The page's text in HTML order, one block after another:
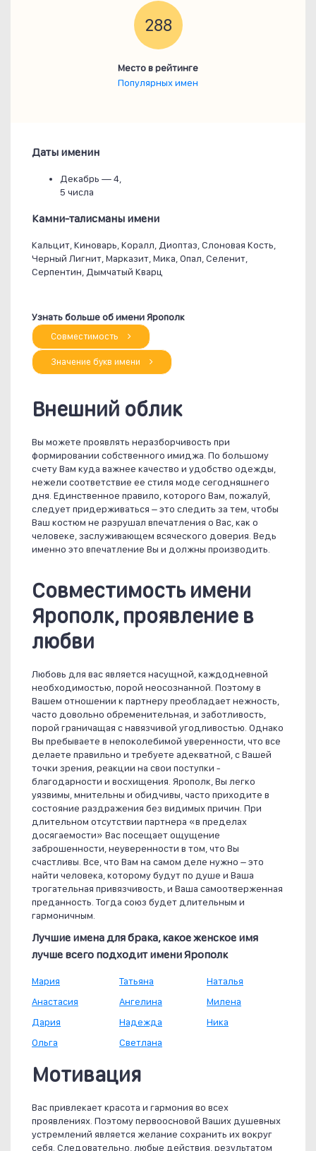
288
Место в рейтинге
Популярных имен
Даты именин
Декабрь —4,
5 числа
Камни-талисманы имени
Кальцит, Киноварь, Коралл, Диоптаз, Слоновая Кость,
Черный Лигнит, Марказит, Мика, Опал, Селенит,
Серпентин, Дымчатый Кварц
Узнать больше об имени Ярополк
Совместимость
Значение букв имени
Внешний облик
Вы можете проявлять неразборчивость при
формировании собственного имиджа. По большому
счету Вам куда важнее качество и удобство одежды,
нежели соответствие ее стиля моде сегодняшнего
дня. Единственное правило, которого Вам, пожалуй,
следует придерживаться – это следить за тем, чтобы
Ваш костюм не разрушал впечатления о Вас, как о
человеке, заслуживающем всяческого доверия. Ведь
именно это впечатление Вы и должны производить.
Совместимость имени
Ярополк, проявление в
любви
Любовь для вас является насущной, каждодневной
необходимостью, порой неосознанной. Поэтому в
Вашем отношении к партнеру преобладает нежность,
часто довольно обременительная, и заботливость,
порой граничащая с навязчивой угодливостью. Однако
Вы пребываете в непоколебимой уверенности, что все
делаете правильно и требуете адекватной, с Вашей
точки зрения, реакции на свои поступки -
благодарности и восхищения. Ярополк, Вы легко
уязвимы, мнительны и обидчивы, часто приходите в
состояние раздражения без видимых причин. При
длительном отсутствии партнера «в пределах
досягаемости» Вас посещает ощущение
заброшенности, неуверенности в том, что Вы
счастливы. Все, что Вам на самом деле нужно – это
найти человека, которому будут по душе и Ваша
трогательная привязчивость, и Ваша самоотверженная
преданность. Тогда союз будет длительным и
гармоничным.
Лучшие имена для брака, какое женское имя
лучше всего подходит имени Ярополк
Мария
Анастасия
Дария
Ольга
Татьяна
Ангелина
Надежда
Светлана
Наталья
Милена
Ника
Мотивация
Вас привлекает красота и гармония во всех
проявлениях. Поэтому первоосновой Ваших душевных
устремлений является желание сохранить их вокруг
себя. Следовательно, любые действия, результатом